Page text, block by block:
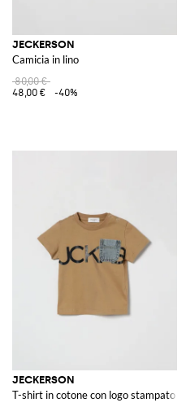
JECKERSON
Camicia in lino
80,00 €
48,00 €
-40%
JECKERSON
T-shirt in cotone con logo stampato